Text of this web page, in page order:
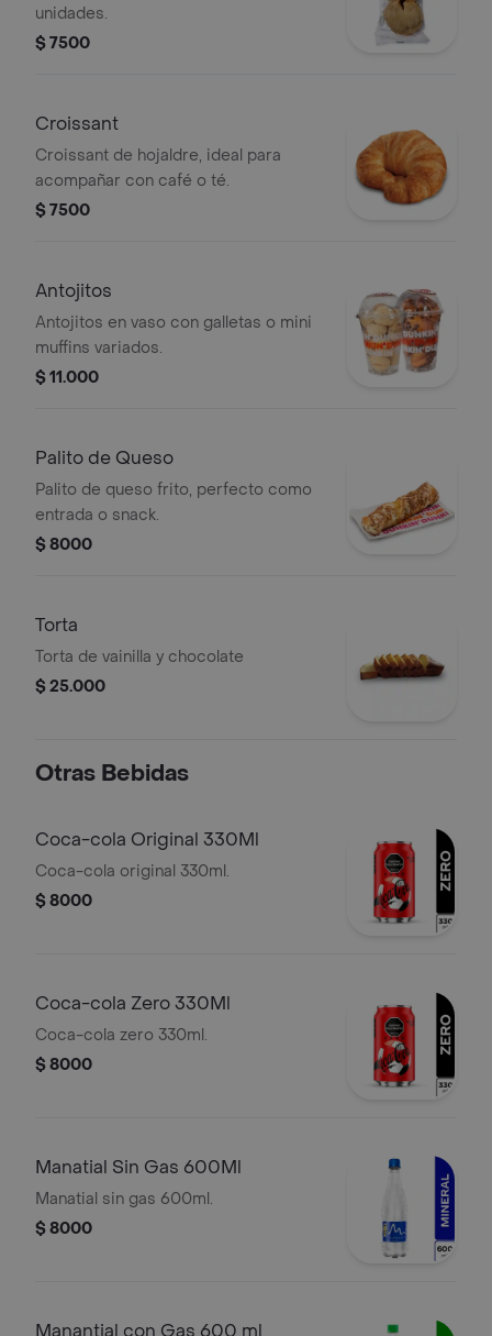
unidades.
$ 7500
Croissant
Croissant de hojaldre, ideal para
acompañar con café o té.
$ 7500
Antojitos
Antojitos en vaso con galletas o mini
muffins variados.
$ 11.000
Palito de Queso
Palito de queso frito, perfecto como
entrada o snack.
$ 8000
Torta
Torta de vainilla y chocolate
$ 25.000
Otras Bebidas
Coca-cola Original 330Ml
Coca-cola original 330ml.
$ 8000
Coca-cola Zero 330Ml
Coca-cola zero 330ml.
$ 8000
Manatial Sin Gas 600Ml
Manatial sin gas 600ml.
$ 8000
Manantial con Gas 600 ml